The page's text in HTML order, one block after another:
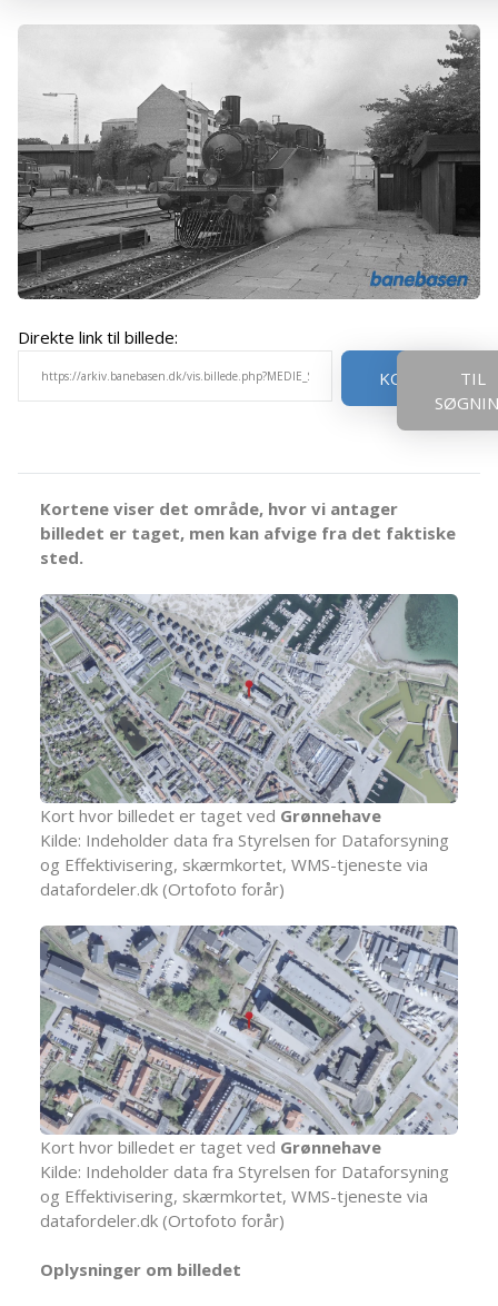
Direkte link til billede:
KOPIER
TIL
Kortene viser det område, hvor vi antager
billedet er taget, men kan afvige fra det faktiske
sted.
Kort hvor billedet er taget ved Grønnehave
Kilde: Indeholder data fra Styrelsen for Dataforsyning
og Effektivisering, skærmkortet, WMS-tjeneste via
datafordeler.dk (Ortofoto forår)
Kort hvor billedet er taget ved Grønnehave
Kilde: Indeholder data fra Styrelsen for Dataforsyning
og Effektivisering, skærmkortet, WMS-tjeneste via
datafordeler.dk (Ortofoto forår)
Oplysninger om billedet